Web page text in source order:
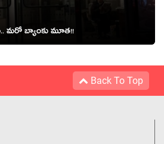
మ‌రో బ్యాంకు మూత‌!!
Back To Top